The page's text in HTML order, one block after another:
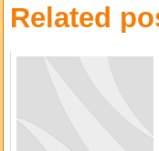
Related